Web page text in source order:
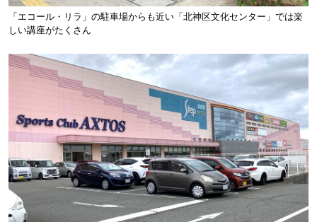
「エコール・リラ」の駐車場からも近い「北神区文化センター」では楽
しい講座がたくさん